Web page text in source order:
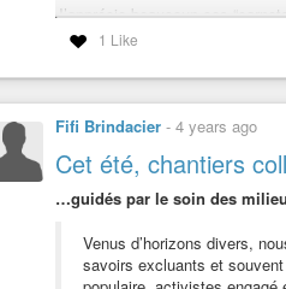
J’apprécie beaucoup ces
remède, mais d’en formuler le
L'éducation n'affranchit
L'éducation doit-elle être
1 Like
Fifi Brindacier - 4 years ago
Cet été, chantiers
…guidés par le soin des
Venus d’horizons divers,
savoirs excluants et